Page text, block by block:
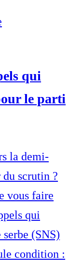
qui
le parti
la demi-
scrutin ?
vous faire
qui
(SNS)
condition :